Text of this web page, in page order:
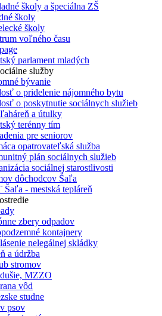
školy a špeciálna ZŠ
školy
školy
voľného času
parlament mladých
služby
bývanie
o pridelenie nájomného bytu
o poskytnutie sociálnych služieb
a útulky
terénny tím
pre seniorov
opatrovateľská služba
plán sociálnych služieb
sociálnej starostlivosti
dôchodcov Šaľa
Šaľa - mestská tepláreň
zbery odpadov
kontajnery
nelegálnej skládky
a údržba
stromov
MZZO
vôd
studne
psov